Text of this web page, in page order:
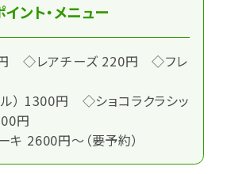
ント・メニュー
◇レアチーズ 220円 ◇フレ
） 1300円 ◇ショコラクラシッ
円
2600円～（要予約）